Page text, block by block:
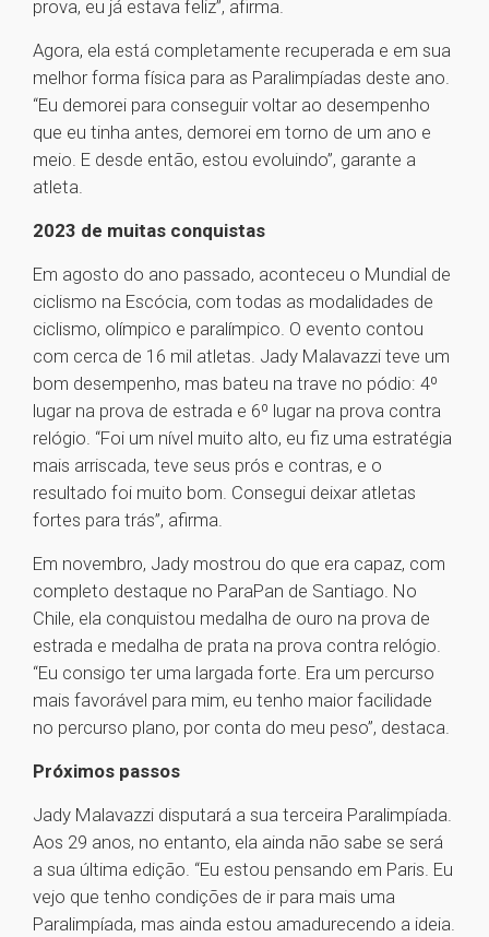
prova, eu já estava feliz”, afirma.
Agora, ela está completamente recuperada e em sua
melhor forma física para as Paralimpíadas deste ano.
“Eu demorei para conseguir voltar ao desempenho
que eu tinha antes, demorei em torno de um ano e
meio. E desde então, estou evoluindo”, garante a
atleta.
2023 de muitas conquistas
Em agosto do ano passado, aconteceu o Mundial de
ciclismo na Escócia, com todas as modalidades de
ciclismo, olímpico e paralímpico. O evento contou
com cerca de 16 mil atletas. Jady Malavazzi teve um
bom desempenho, mas bateu na trave no pódio: 4º
lugar na prova de estrada e 6º lugar na prova contra
relógio. “Foi um nível muito alto, eu fiz uma estratégia
mais arriscada, teve seus prós e contras, e o
resultado foi muito bom. Consegui deixar atletas
fortes para trás”, afirma.
Em novembro, Jady mostrou do que era capaz, com
completo destaque no ParaPan de Santiago. No
Chile, ela conquistou medalha de ouro na prova de
estrada e medalha de prata na prova contra relógio.
“Eu consigo ter uma largada forte. Era um percurso
mais favorável para mim, eu tenho maior facilidade
no percurso plano, por conta do meu peso”, destaca.
Próximos passos
Jady Malavazzi disputará a sua terceira Paralimpíada.
Aos 29 anos, no entanto, ela ainda não sabe se será
a sua última edição. “Eu estou pensando em Paris. Eu
vejo que tenho condições de ir para mais uma
Paralimpíada, mas ainda estou amadurecendo a ideia.